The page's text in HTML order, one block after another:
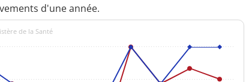
d'une année.
de la Santé